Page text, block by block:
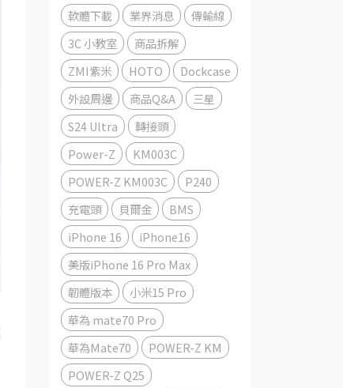
軟體下載
業界消息
傳輸線
3C 小教室
商品拆解
ZMI紫米
HOTO
Dockcase
外設周邊
商品Q&A
三星
S24 Ultra
轉接頭
Power-Z
KM003C
POWER-Z KM003C
P240
充電頭
貝爾金
BMS
iPhone 16
iPhone16
美版iPhone 16 Pro Max
韌體版本
小米15 Pro
華為 mate70 Pro
華為Mate70
POWER-Z KM
POWER-Z Q25